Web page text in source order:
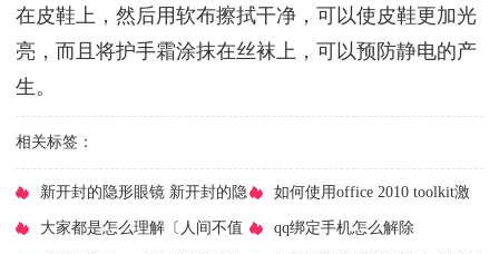
在皮鞋上，然后用软布擦拭干净，可以使皮鞋更加光
亮，而且将护手霜涂抹在丝袜上，可以预防静电的产
生。
相关标签：
​新开封的隐形眼镜 新开封的隐
形眼镜需要清洗吗
​如何使用office 2010 toolkit激
活office 2010
​大家都是怎么理解〔人间不值 ​qq绑定手机怎么解除